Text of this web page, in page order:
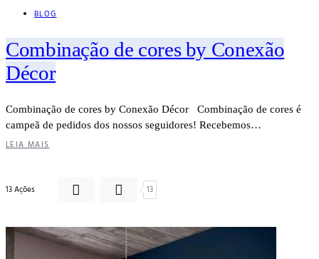
BLOG
Combinação de cores by Conexão
Décor
Combinação de cores by Conexão Décor Combinação de cores é
campeã de pedidos dos nossos seguidores! Recebemos…
LEIA MAIS
13 Ações 13